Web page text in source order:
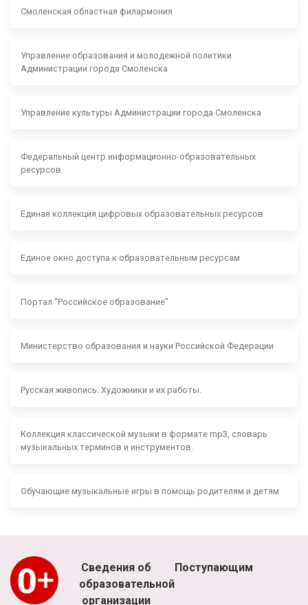
Смоленская областная филармония
Управление образования и молодежной политики
Администрации города Смоленска
Управление культуры Администрации города Смоленска
Федеральный центр информационно-образовательных
ресурсов.
Единая коллекция цифровых образовательных ресурсов
Единое окно доступа к образовательным ресурсам
Портал "Российское образование"
Министерство образования и науки Российской Федерации
Русская живопись. Художники и их работы.
Коллекция классической музыки в формате mp3, словарь
музыкальных терминов и инструментов.
Обучающие музыкальные игры в помощь родителям и детям
Сведения об
образовательной
организации
Поступающим